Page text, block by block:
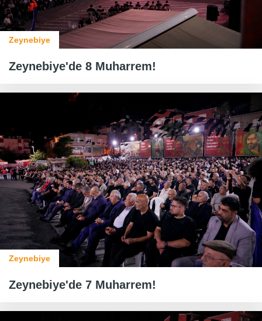
Zeynebiye
Zeynebiye'de 8 Muharrem!
Zeynebiye
Zeynebiye'de 7 Muharrem!